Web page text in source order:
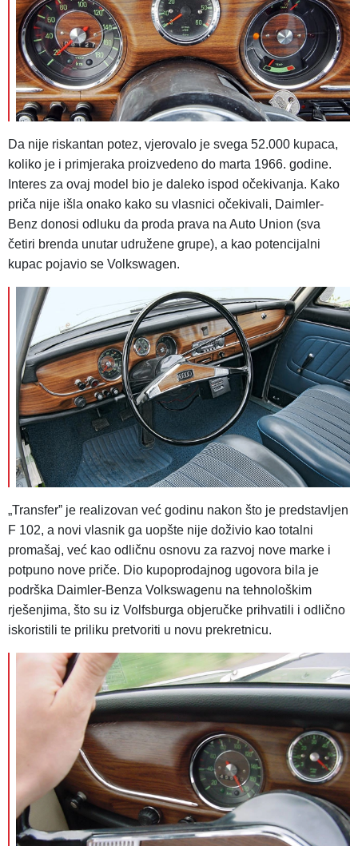
Da nije riskantan potez, vjerovalo je svega 52.000 kupaca,
koliko je i primjeraka proizvedeno do marta 1966. godine.
Interes za ovaj model bio je daleko ispod očekivanja. Kako
priča nije išla onako kako su vlasnici očekivali, Daimler-
Benz donosi odluku da proda prava na Auto Union (sva
četiri brenda unutar udružene grupe), a kao potencijalni
kupac pojavio se Volkswagen.
„Transferˮ je realizovan već godinu nakon što je predstavljen
F 102, a novi vlasnik ga uopšte nije doživio kao totalni
promašaj, već kao odličnu osnovu za razvoj nove marke i
potpuno nove priče. Dio kupoprodajnog ugovora bila je
podrška Daimler-Benza Volkswagenu na tehnološkim
rješenjima, što su iz Volfsburga objeručke prihvatili i odlično
iskoristili te priliku pretvoriti u novu prekretnicu.